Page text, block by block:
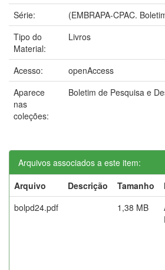
Série:
(EMBRAPA-CPAC.
Tipo do
Material:
Livros
Acesso:
openAccess
Aparece
nas
coleções:
Boletim de Pesquisa e
Arquivos associados a este item:
Arquivo
Descrição Tamanho
bolpd24.pdf
1,38 MB